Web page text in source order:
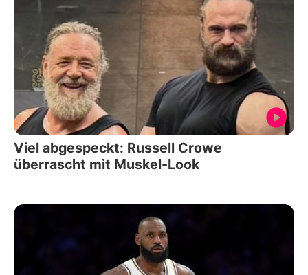
Viel abgespeckt: Russell Crowe
überrascht mit Muskel-Look